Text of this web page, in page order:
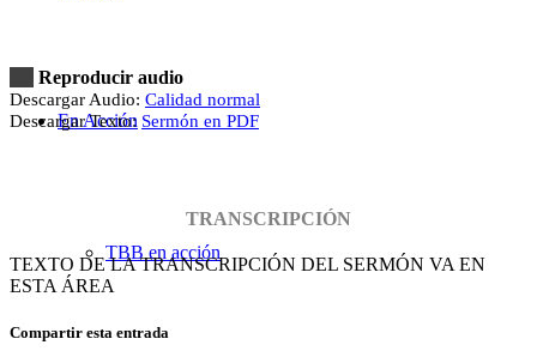
En Acción
TBB en acción
Reproducir audio
Descargar Audio: Calidad normal
Descargar Texto: Sermón en PDF
TRANSCRIPCIÓN
TEXTO DE LA TRANSCRIPCIÓN DEL SERMÓN VA EN
ESTA ÁREA
Compartir esta entrada